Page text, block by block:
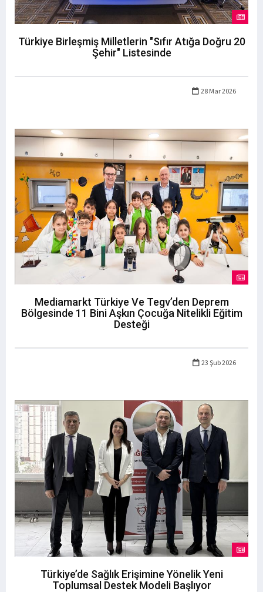
Türkiye Birleşmiş Milletlerin "Sıfır Atığa Doğru 20
Şehir" Listesinde
28 Mar 2026
Mediamarkt Türkiye Ve Tegv’den Deprem
Bölgesinde 11 Bini Aşkın Çocuğa Nitelikli Eğitim
Desteği
23 Şub 2026
Türkiye’de Sağlık Erişimine Yönelik Yeni
Toplumsal Destek Modeli Başlıyor